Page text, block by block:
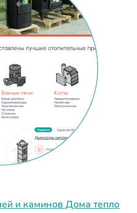
и каминов Дома тепло